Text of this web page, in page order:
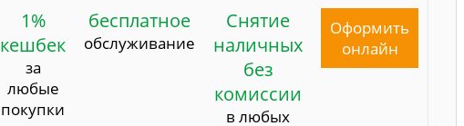
1%
кешбек
за
любые
покупки
бесплатное
обслуживание
Снятие
наличных
без
комиссии
в любых
Оформить
онлайн